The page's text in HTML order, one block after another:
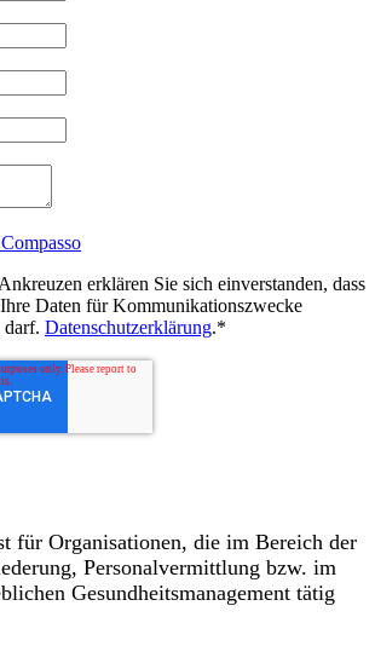
erklären Sie sich einverstanden, dass
Daten für Kommunikationszwecke
darf. Datenschutzerklärung.*
für Organisationen, die im Bereich der
Personalvermittlung bzw. im
Gesundheitsmanagement tätig